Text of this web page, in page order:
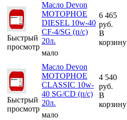
Быстрый
просмотр
Масло Devon
МОТОРНОЕ
DIESEL 10w-40
CF-4/SG (п/с)
20л.
мало
6 465
руб.
В
корзину
Быстрый
просмотр
Масло Devon
МОТОРНОЕ
CLASSIC 10w-
40 SG/CD (п/с)
20л.
мало
4 540
руб.
В
корзину